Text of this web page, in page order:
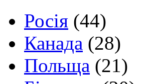
Росія (44)
Канада (28)
Польща (21)